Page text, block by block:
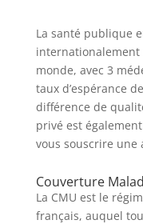
La santé publique
internationalement
monde, avec 3
taux d’espérance
différence de
privé est
vous souscrire une
Couverture
La CMU est le
français, auquel